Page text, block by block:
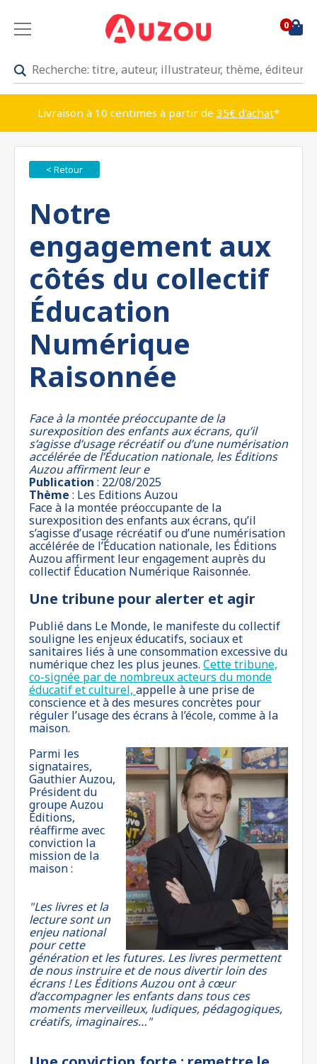
0
Livraison à 10 centimes à partir de 35€ d'achat*
< Retour
Notre
engagement aux
côtés du collectif
Éducation
Numérique
Raisonnée
Face à la montée préoccupante de la
surexposition des enfants aux écrans, qu’il
s’agisse d’usage récréatif ou d’une numérisation
accélérée de l’Éducation nationale, les Éditions
Auzou affirment leur e
Publication : 22/08/2025
Thème : Les Editions Auzou
Face à la montée préoccupante de la
surexposition des enfants aux écrans, qu’il
s’agisse d’usage récréatif ou d’une numérisation
accélérée de l’Éducation nationale, les Éditions
Auzou affirment leur engagement auprès du
collectif Éducation Numérique Raisonnée.
Une tribune pour alerter et agir
Publié dans Le Monde, le manifeste du collectif
souligne les enjeux éducatifs, sociaux et
sanitaires liés à une consommation excessive du
numérique chez les plus jeunes. Cette tribune,
co-signée par de nombreux acteurs du monde
éducatif et culturel, appelle à une prise de
conscience et à des mesures concrètes pour
réguler l’usage des écrans à l’école, comme à la
maison.
Parmi les
signataires,
Gauthier Auzou,
Président du
groupe Auzou
Éditions,
réaffirme avec
conviction la
mission de la
maison :
"Les livres et la
lecture sont un
enjeu national
pour cette
génération et les futures. Les livres permettent
de nous instruire et de nous divertir loin des
écrans ! Les Éditions Auzou ont à cœur
d’accompagner les enfants dans tous ces
moments merveilleux, ludiques, pédagogiques,
créatifs, imaginaires…"